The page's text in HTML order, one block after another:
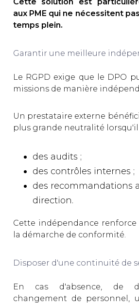
aux PME qui ne nécessitent
temps plein.
Garantir une meilleure
Le RGPD exige que le DPO
missions de manière
Un prestataire externe
plus grande neutralité lorsqu'il
des audits ;
des contrôles internes ;
des recommandations
direction.
Cette indépendance
la démarche de conformité.
Disposer d'une continuité de
En cas d'absence, de
changement de personnel,